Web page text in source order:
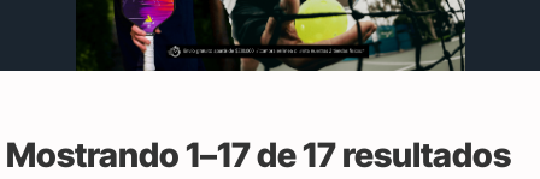
Mostrando 1–17 de 17 resultados